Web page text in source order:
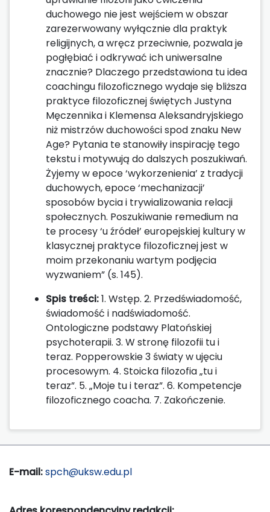
duchowego nie jest wejściem w obszar
zarezerwowany wyłącznie dla praktyk
religijnych, a wręcz przeciwnie, pozwala je
pogłębiać i odkrywać ich uniwersalne
znacznie? Dlaczego przedstawiona tu idea
coachingu filozoficznego wydaje się bliższa
praktyce filozoficznej świętych Justyna
Męczennika i Klemensa Aleksandryjskiego
niż mistrzów duchowości spod znaku New
Age? Pytania te stanowiły inspirację tego
tekstu i motywują do dalszych poszukiwań.
Żyjemy w epoce ‘wykorzenienia’ z tradycji
duchowych, epoce ‘mechanizacji’
sposobów bycia i trywializowania relacji
społecznych. Poszukiwanie remedium na
te procesy ‘u źródeł’ europejskiej kultury w
klasycznej praktyce filozoficznej jest w
moim przekonaniu wartym podjęcia
wyzwaniem” (s. 145).
Spis treści:1. Wstęp. 2. Przedświadomość,
świadomość i nadświadomość.
Ontologiczne podstawy Platońskiej
psychoterapii. 3. W stronę filozofii tu i
teraz. Popperowskie 3 światy w ujęciu
procesowym. 4. Stoicka filozofia „tu i
teraz”. 5. „Moje tu i teraz”. 6. Kompetencje
filozoficznego coacha. 7. Zakończenie.
E-mail:spch@uksw.edu.pl